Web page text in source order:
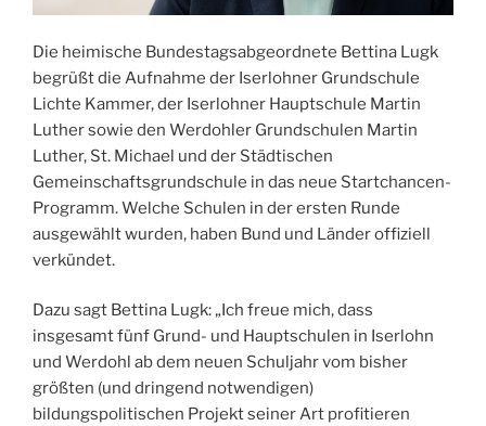
Die heimische Bundestagsabgeordnete Bettina Lugk
begrüßt die Aufnahme der Iserlohner Grundschule
Lichte Kammer, der Iserlohner Hauptschule Martin
Luther sowie den Werdohler Grundschulen Martin
Luther, St. Michael und der Städtischen
Gemeinschaftsgrundschule in das neue Startchancen-
Programm. Welche Schulen in der ersten Runde
ausgewählt wurden, haben Bund und Länder offiziell
verkündet.
Dazu sagt Bettina Lugk: „Ich freue mich, dass
insgesamt fünf Grund- und Hauptschulen in Iserlohn
und Werdohl ab dem neuen Schuljahr vom bisher
größten (und dringend notwendigen)
bildungspolitischen Projekt seiner Art profitieren